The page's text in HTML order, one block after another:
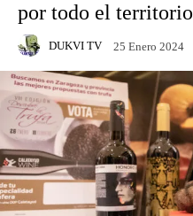
por todo el territorio
DUKVI TV 25 Enero 2024